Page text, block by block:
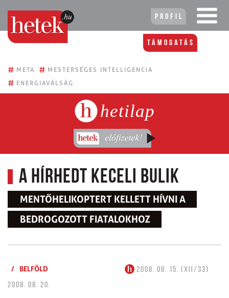
Profil
Támogatás
# META # MESTERSÉGES INTELLIGENCIA
# ENERGIAVÁLSÁG
hetilap
A hírhedt keceli bulik
MENTŐHELIKOPTERT KELLETT HÍVNI A
BEDROGOZOTT FIATALOKHOZ
/ BELFÖLD
2008. 08. 15. (XII/33)
2008. 08. 20.